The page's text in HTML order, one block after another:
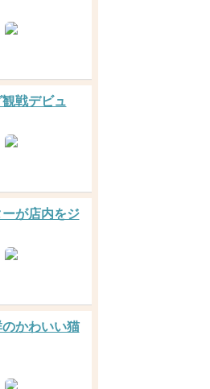
戦デビュ
が店内をジ
かわいい猫